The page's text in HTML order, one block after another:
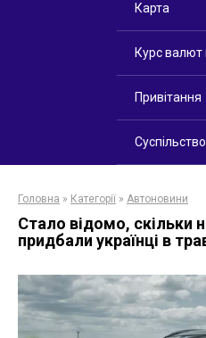
Карта
Курс валют
Привітання
Суспільство
Головна » Категорії » Автоновини
Стало відомо, скільки
придбали українці в